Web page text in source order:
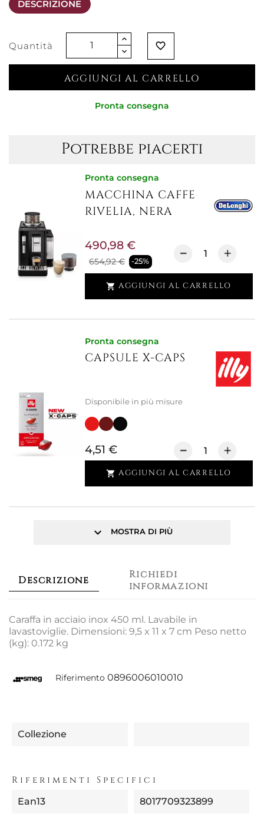
DESCRIZIONE
Quantità favorite_border
AGGIUNGI AL CARRELLO
Pronta consegna
Potrebbe piacerti
Pronta consegna
MACCHINA CAFFE
RIVELIA, NERA
654,92 € -25%
490,98 €
 AGGIUNGI AL CARRELLO
Pronta consegna
CAPSULE X-CAPS
Disponibile in più misure
4,51 €
 AGGIUNGI AL CARRELLO
keyboard_arrow_down MOSTRA DI PIÙ
Descrizione
Richiedi
informazioni
Caraffa in acciaio inox 450 ml. Lavabile in
lavastoviglie. Dimensioni: 9,5 x 11 x 7 cm Peso netto
(kg): 0.172 kg
Riferimento 0896006010010
Collezione
Riferimenti Specifici
Ean13 8017709323899